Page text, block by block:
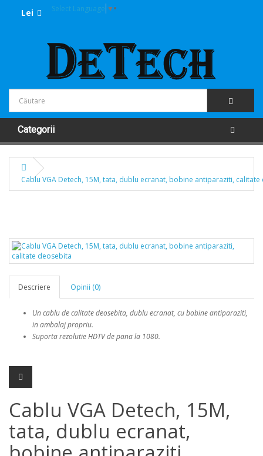
Lei Select Language ▼
Categorii
Cablu VGA Detech, 15M, tata, dublu ecranat, bobine antiparaziti,
Descriere Opinii (0)
Un cablu de calitate deosebita, dublu ecranat, cu bobine antiparaziti,
in ambalaj propriu.
Suportarezolutie HDTV de pana la 1080.
Cablu VGA Detech, 15M,
tata, dublu ecranat,